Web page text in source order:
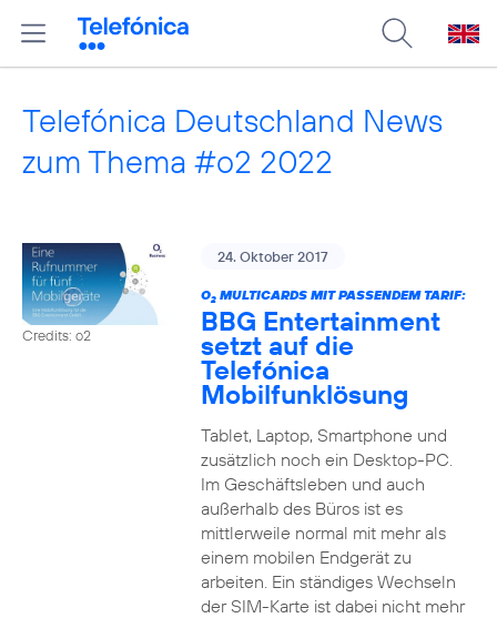
Telefónica Deutschland News
zum Thema #o2 2022
Credits: o2
24. Oktober 2017
O2MULTICARDS MIT PASSENDEM TARIF:
BBG Entertainment
setzt auf die
Telefónica
Mobilfunklösung
Tablet, Laptop, Smartphone und
zusätzlich noch ein Desktop-PC.
Im Geschäftsleben und auch
außerhalb des Büros ist es
mittlerweile normal mit mehr als
einem mobilen Endgerät zu
arbeiten. Ein ständiges Wechseln
der SIM-Karte ist dabei nicht mehr